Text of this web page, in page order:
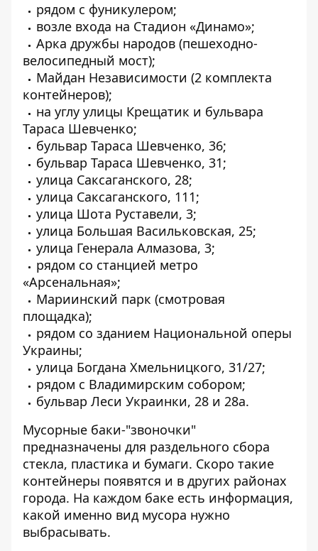
рядом с фуникулером;
возле входа на Стадион «Динамо»;
Арка дружбы народов (пешеходно-
велосипедный мост);
Майдан Независимости (2 комплекта
контейнеров);
на углу улицы Крещатик и бульвара
Тараса Шевченко;
бульвар Тараса Шевченко, 36;
бульвар Тараса Шевченко, 31;
улица Саксаганского, 28;
улица Саксаганского, 111;
улица Шота Руставели, 3;
улица Большая Васильковская, 25;
улица Генерала Алмазова, 3;
рядом со станцией метро
«Арсенальная»;
Мариинский парк (смотровая
площадка);
рядом со зданием Национальной оперы
Украины;
улица Богдана Хмельницкого, 31/27;
рядом с Владимирским собором;
бульвар Леси Украинки, 28 и 28а.
Мусорные баки-"звоночки"
предназначены для раздельного сбора
стекла, пластика и бумаги. Скоро такие
контейнеры появятся и в других районах
города. На каждом баке есть информация,
какой именно вид мусора нужно
выбрасывать.